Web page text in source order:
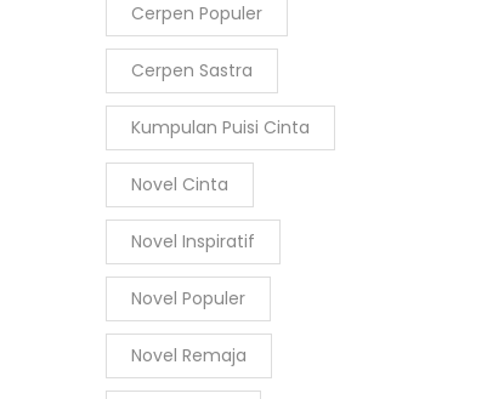
Cerpen Populer
Cerpen Sastra
Kumpulan Puisi Cinta
Novel Cinta
Novel Inspiratif
Novel Populer
Novel Remaja